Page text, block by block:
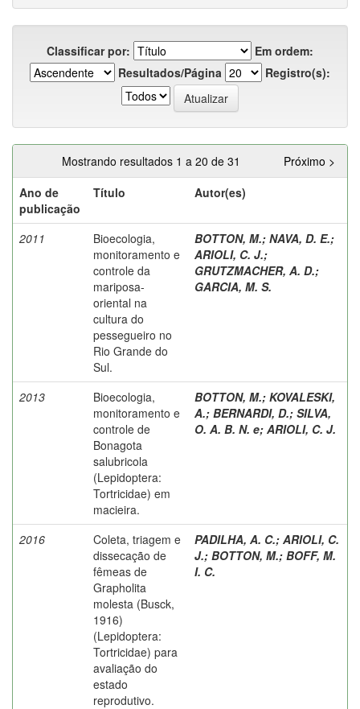
Classificar por:
Em ordem:
Resultados/Página
Registro(s):
Mostrando resultados 1 a 20 de 31
Próximo >
Ano de
publicação
Título Autor(es)
2011
Bioecologia,
monitoramento e
controle da
mariposa-
oriental na
cultura do
pessegueiro no
Rio Grande do
Sul.
BOTTON, M.; NAVA, D. E.;
ARIOLI, C. J.;
GRUTZMACHER, A. D.;
GARCIA, M. S.
2013
Bioecologia,
monitoramento e
controle de
Bonagota
salubricola
(Lepidoptera:
Tortricidae) em
macieira.
BOTTON, M.; KOVALESKI,
A.; BERNARDI, D.; SILVA,
O. A. B. N. e; ARIOLI, C. J.
2016
Coleta, triagem e
dissecação de
fêmeas de
Grapholita
molesta (Busck,
1916)
(Lepidoptera:
Tortricidae) para
avaliação do
estado
reprodutivo.
PADILHA, A. C.; ARIOLI, C.
J.; BOTTON, M.; BOFF, M.
I. C.